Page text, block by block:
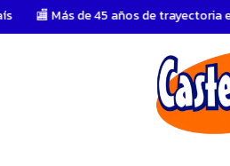
🏬 Más de 45 años de trayectoria